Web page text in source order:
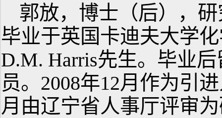
郭放，博士（后），
毕业于英国卡迪夫大学
D.M. Harris先生。毕业
员。2008年12月作为引
月由辽宁省人事厅评审